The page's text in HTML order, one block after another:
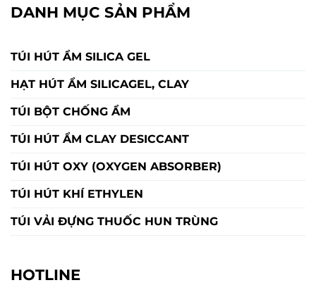
DANH MỤC SẢN PHẨM
TÚI HÚT ẨM SILICA GEL
HẠT HÚT ẨM SILICAGEL, CLAY
TÚI BỘT CHỐNG ẨM
TÚI HÚT ẨM CLAY DESICCANT
TÚI HÚT OXY (OXYGEN ABSORBER)
TÚI HÚT KHÍ ETHYLEN
TÚI VẢI ĐỰNG THUỐC HUN TRÙNG
HOTLINE